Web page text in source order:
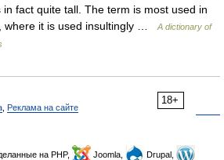
fact quite tall. The term is most used in
where it is used insultingly …
A dictionary of
18+
Реклама на сайте
на PHP, Joomla,
Drupal,